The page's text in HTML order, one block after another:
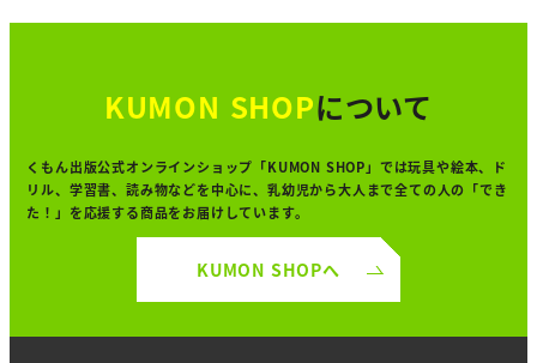
KUMON SHOPについて
くもん出版公式オンラインショップ「KUMON SHOP」では玩具や絵本、ド
リル、学習書、読み物などを中心に、 乳幼児から大人まで全ての人の「でき
た！」を応援する商品をお届けしています。
KUMON SHOPへ